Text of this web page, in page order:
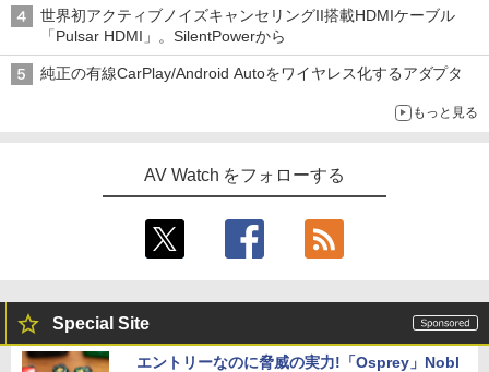
世界初アクティブノイズキャンセリングII搭載HDMIケーブル
「Pulsar HDMI」。SilentPowerから
純正の有線CarPlay/Android Autoをワイヤレス化するアダプタ
もっと見る
AV Watch をフォローする
Special Site
エントリーなのに脅威の実力!「Osprey」Nobl